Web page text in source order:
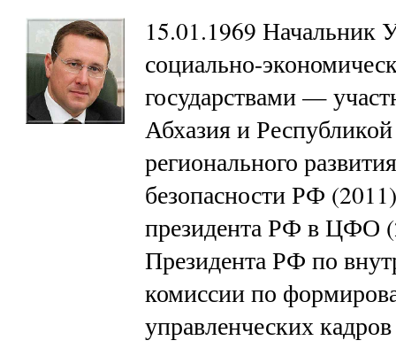
15.01.1969 Начальник
социально-
государствами —
Абхазия и
регионального
безопасности РФ
президента РФ в ЦФО
Президента РФ по
комиссии по
управленческих